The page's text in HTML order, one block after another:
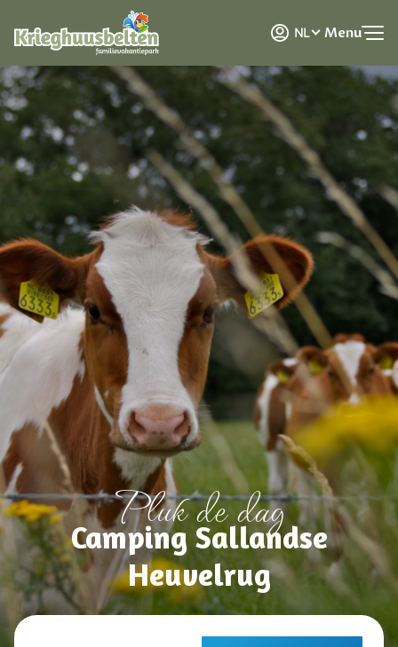
NL
EN Menu
Pluk de dag
Camping Sallandse
Heuvelrug